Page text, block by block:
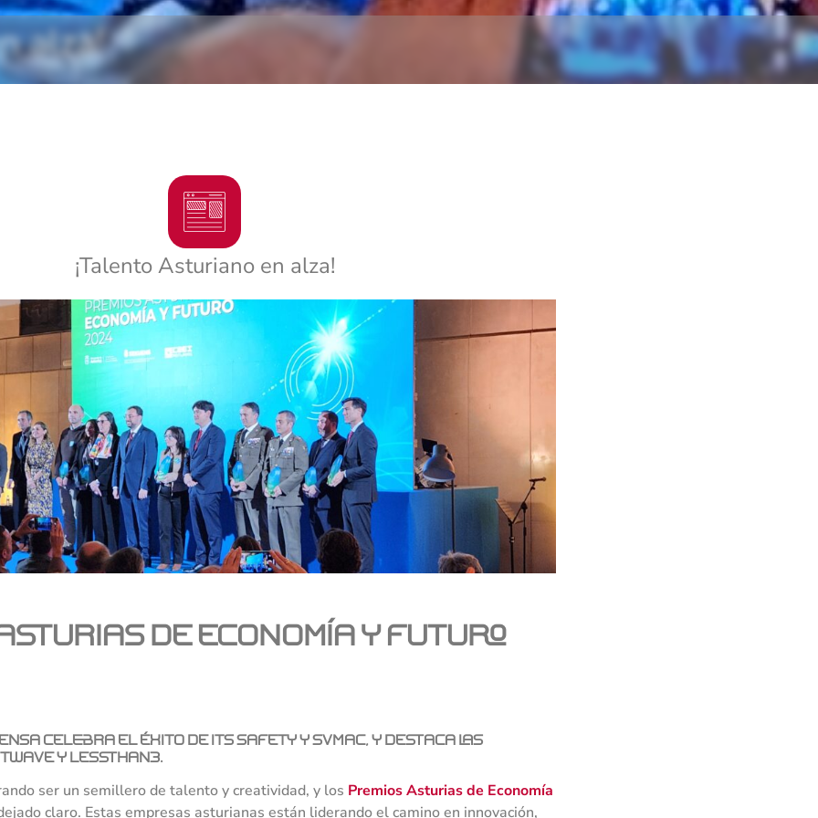
alza!
¡Talento Asturiano en alza!
de Economía y Futuro
celebra el éxito de ITS Safety y SVMAC, y destaca las
y Lessthan3.
ser un semillero de talento y creatividad, y los Premios Asturias de Economía
claro. Estas empresas asturianas están liderando el camino en innovación,